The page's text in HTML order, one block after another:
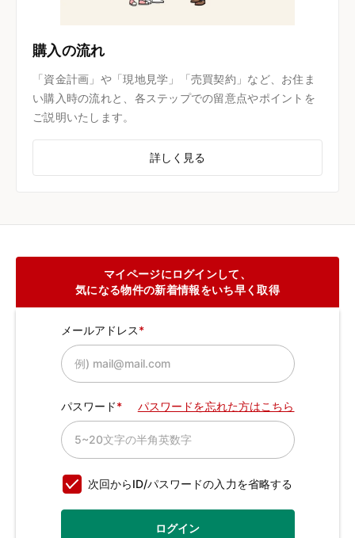
購入の流れ
「資金計画」や「現地見学」「売買契約」など、お住ま
い購入時の流れと、各ステップでの留意点やポイントを
ご説明いたします。
詳しく見る
マイページにログインして、
気になる物件の新着情報をいち早く取得
メールアドレス
パスワード パスワードを忘れた方はこちら
次回からID/パスワードの入力を省略する
ログイン